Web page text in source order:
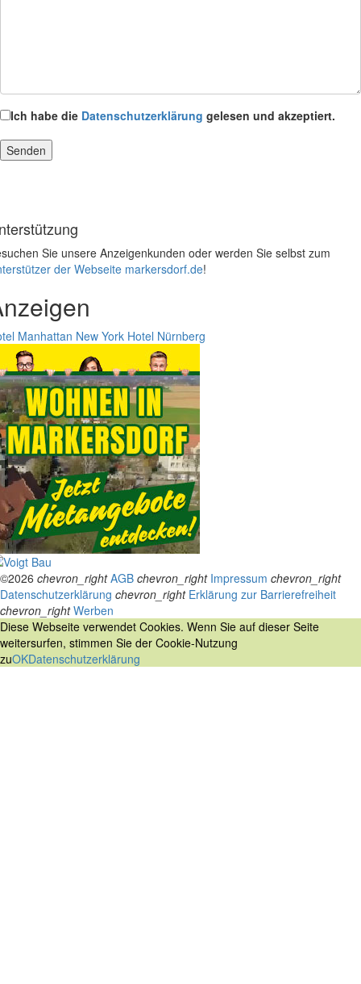
Ich habe die Datenschutzerklärung gelesen und akzeptiert.
Sie unsere Anzeigenkunden oder werden Sie selbst zum
der Webseite markersdorf.de!
Manhattan New York Hotel Nürnberg
©2026 chevron_right AGB chevron_right Impressum chevron_right
Datenschutzerklärung chevron_right Erklärung zur Barrierefreiheit
chevron_right Werben
Diese Webseite verwendet Cookies. Wenn Sie auf dieser Seite
weitersurfen, stimmen Sie der Cookie-Nutzung
zuOKDatenschutzerklärung